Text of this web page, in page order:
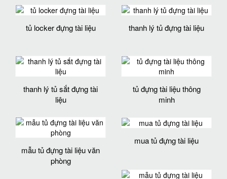
tủ locker đựng tài liệu thanh lý tủ đựng tài liệu
thanh lý tủ sắt đựng tài
liệu
tủ đựng tài liệu thông
minh
mẫu tủ đựng tài liệu văn
phòng
mua tủ đựng tài liệu